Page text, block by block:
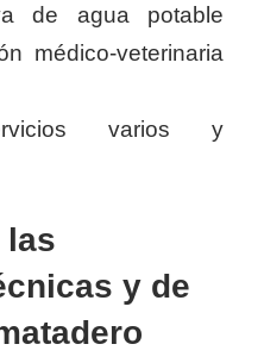
de agua potable
médico-veterinaria
varios y
las
y de